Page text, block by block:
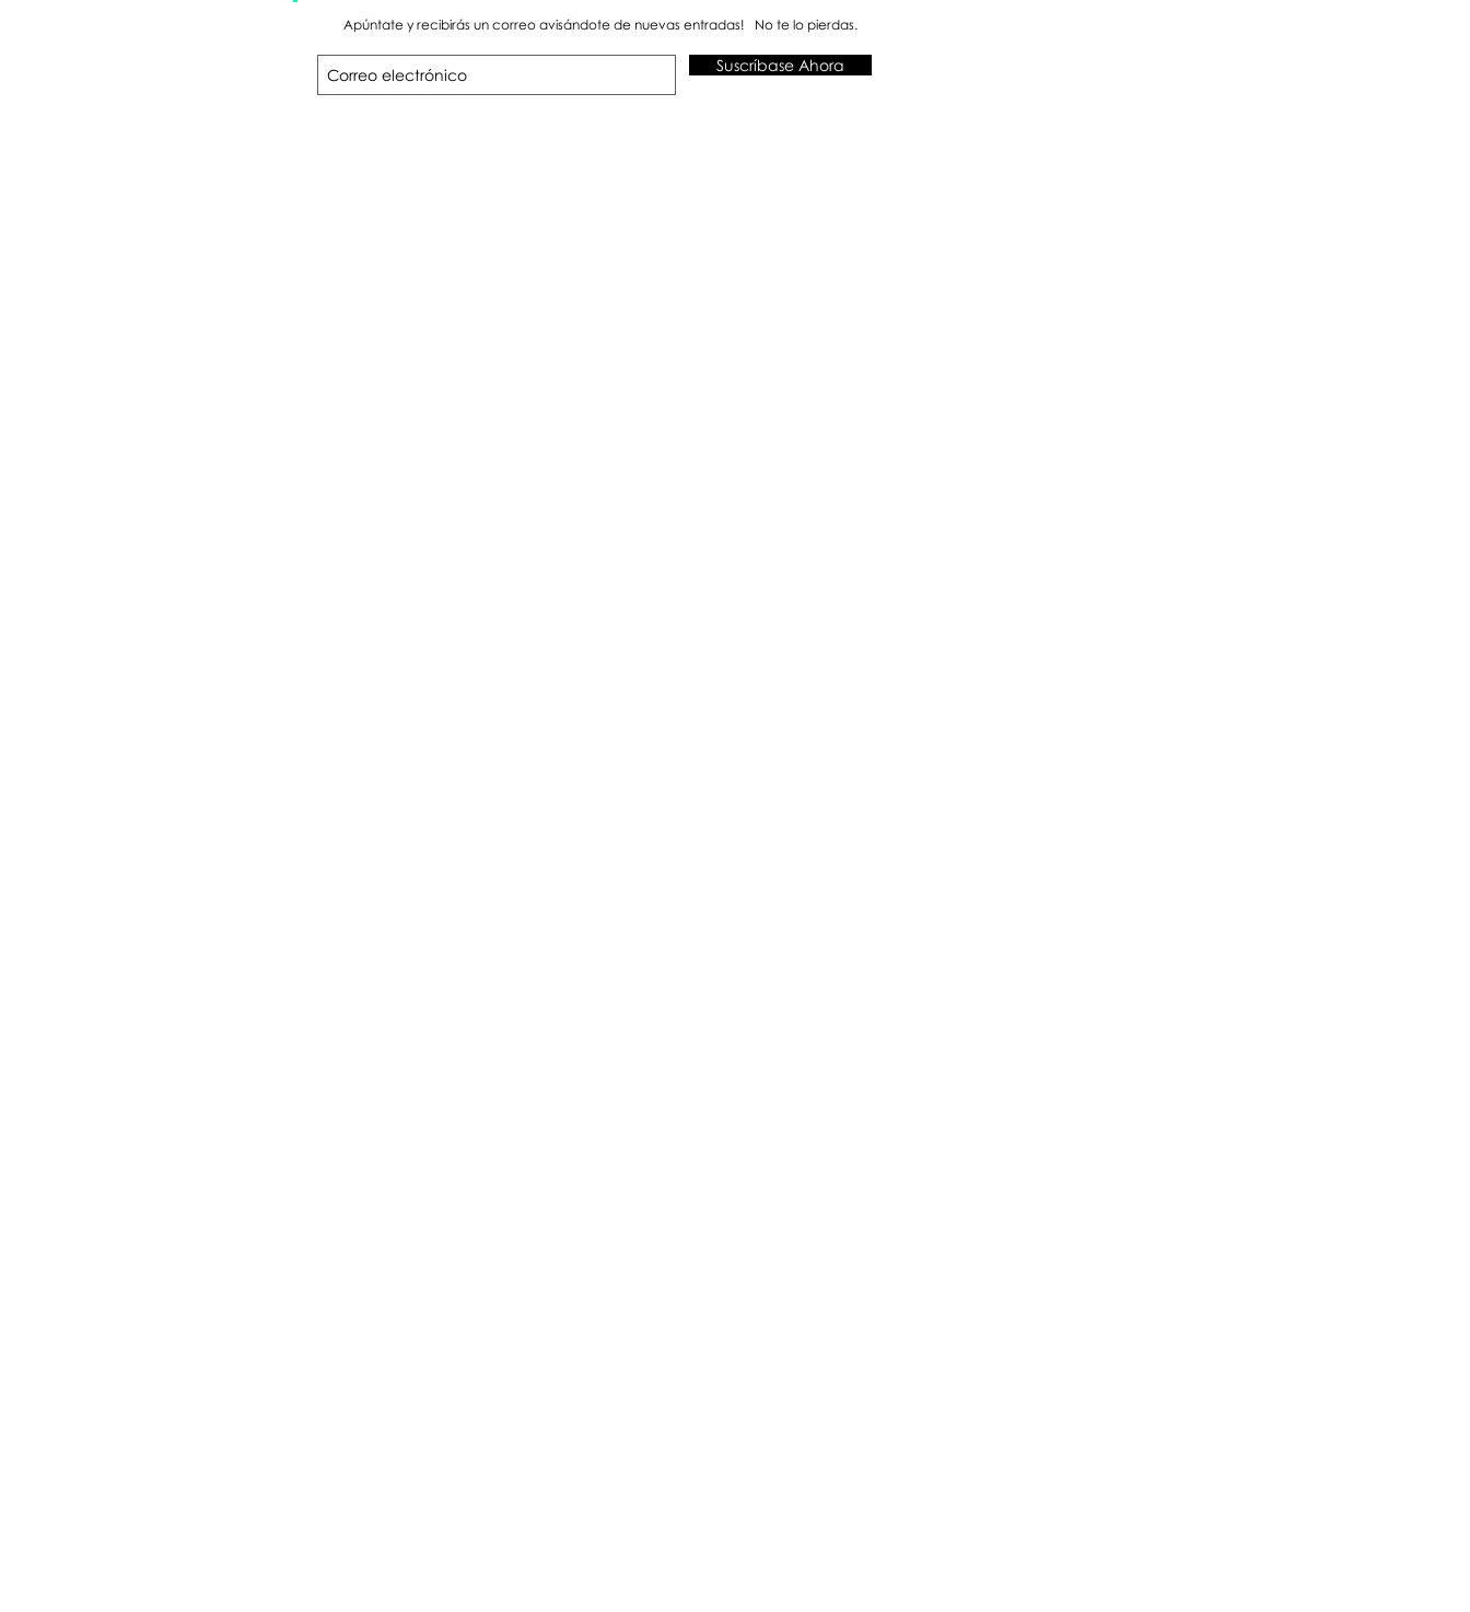
Apúntate y recibirás un correo avisándote de nuevas entradas! No te lo pierdas.
Suscríbase Ahora